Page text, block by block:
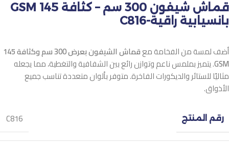
قماش شيفون 300 سم – كثافة 145 GSM
بانسيابية راقية-C816
أضف لمسة من الفخامة مع
قماش الشيفون بعرض 300 سم وكثافة 145
GSM. يتميز بملمس ناعم وتوازن رائع بين الشفافية والتغطية، مما يجعله
مثاليًا للستائر والديكورات الفاخرة. متوفر بألوان متعددة تناسب جميع
الأذواق.
رقم المنتج C816